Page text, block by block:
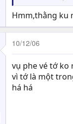
Hmm,thằng ku
10/12/06
vụ phe vé tớ ko
vì tớ là một
há há